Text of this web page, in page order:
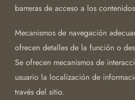
barreras de acceso a los
Mecanismos de navegación
ofrecen detalles de la función o
Se ofrecen mecanismos de
usuario la localización de
través del sitio.